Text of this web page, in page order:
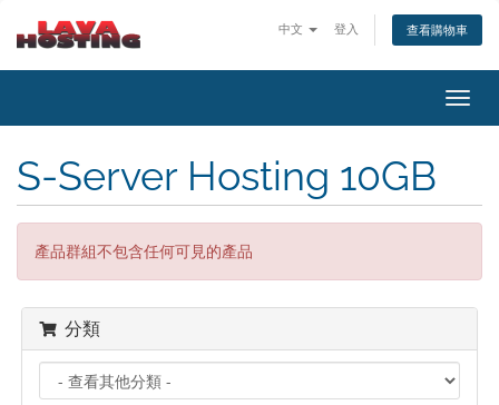
中文 登入 查看購物車
切
換
S-Server Hosting 10GB
產品群組不包含任何可見的產品
分類